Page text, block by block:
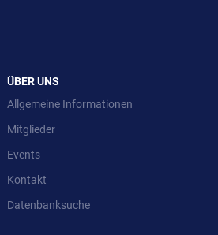
ÜBER UNS
Allgemeine Informationen
Mitglieder
Events
Kontakt
Datenbanksuche